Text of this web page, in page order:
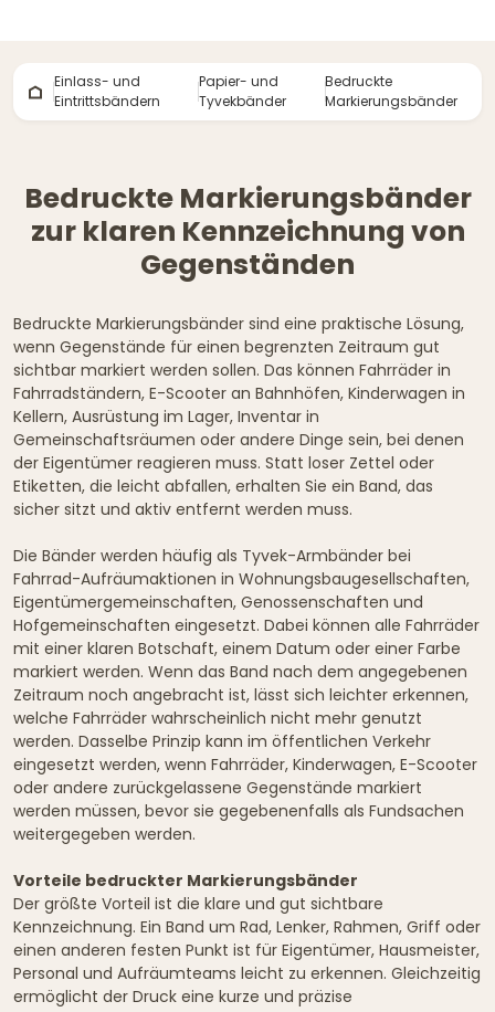
Einlass- und
Eintrittsbändern
Papier- und
Tyvekbänder
Bedruckte
Markierungsbänder
Bedruckte Markierungsbänder
zur klaren Kennzeichnung von
Gegenständen
Bedruckte Markierungsbänder sind eine praktische Lösung,
wenn Gegenstände für einen begrenzten Zeitraum gut
sichtbar markiert werden sollen. Das können Fahrräder in
Fahrradständern, E-Scooter an Bahnhöfen, Kinderwagen in
Kellern, Ausrüstung im Lager, Inventar in
Gemeinschaftsräumen oder andere Dinge sein, bei denen
der Eigentümer reagieren muss. Statt loser Zettel oder
Etiketten, die leicht abfallen, erhalten Sie ein Band, das
sicher sitzt und aktiv entfernt werden muss.
Die Bänder werden häufig als Tyvek-Armbänder bei
Fahrrad-Aufräumaktionen in Wohnungsbaugesellschaften,
Eigentümergemeinschaften, Genossenschaften und
Hofgemeinschaften eingesetzt. Dabei können alle Fahrräder
mit einer klaren Botschaft, einem Datum oder einer Farbe
markiert werden. Wenn das Band nach dem angegebenen
Zeitraum noch angebracht ist, lässt sich leichter erkennen,
welche Fahrräder wahrscheinlich nicht mehr genutzt
werden. Dasselbe Prinzip kann im öffentlichen Verkehr
eingesetzt werden, wenn Fahrräder, Kinderwagen, E-Scooter
oder andere zurückgelassene Gegenstände markiert
werden müssen, bevor sie gegebenenfalls als Fundsachen
weitergegeben werden.
Vorteile bedruckter Markierungsbänder
Der größte Vorteil ist die klare und gut sichtbare
Kennzeichnung. Ein Band um Rad, Lenker, Rahmen, Griff oder
einen anderen festen Punkt ist für Eigentümer, Hausmeister,
Personal und Aufräumteams leicht zu erkennen. Gleichzeitig
ermöglicht der Druck eine kurze und präzise